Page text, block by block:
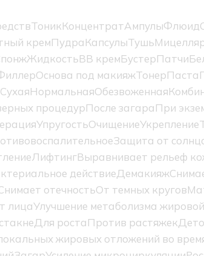
ТоникКонцентратАмпулыФлюид
кремПудраКапсулыТушь
ЖидкостьBB кремБустерПатчи
Основа под макияжТонерПаста
СухаяНормальнаяОбезвоженная
процедурПосле загараПри
УпругостьОчищениеУкрепление
Защита от
ЛифтингВыравнивает рельеф
действиеДемакияж
отечностьОт темных кругов
лицаУлучшение метаболизма
Для ростаПротив растяжек
жировых отложений во